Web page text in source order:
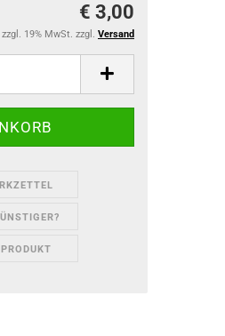
€ 3,00
zzgl. 19% MwSt. zzgl. Versand